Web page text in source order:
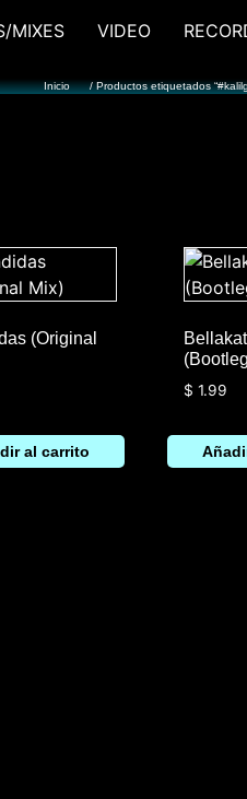
MIXES VIDEO
Inicio / Productos etiquetados
(Original
al carrito
$ 1.99